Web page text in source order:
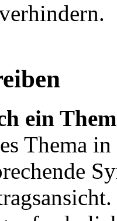
ein
Thema